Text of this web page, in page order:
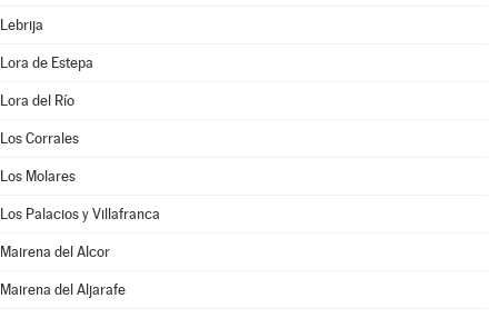
Lebrija
Lora de Estepa
Lora del Río
Los Corrales
Los Molares
Los Palacios y Villafranca
Mairena del Alcor
Mairena del Aljarafe